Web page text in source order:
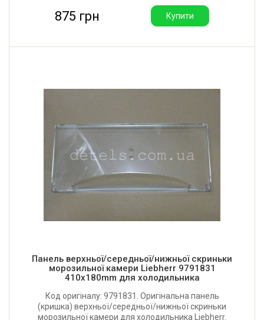
875 грн Купити
Панель верхньої/середньої/нижньої скриньки
морозильної камери Liebherr 9791831
410x180mm для холодильника
Код оригіналу: 9791831. Оригінальна панель
(кришка) верхньої/середньої/нижньої скриньки
морозильної камери для холодильника Liebherr.